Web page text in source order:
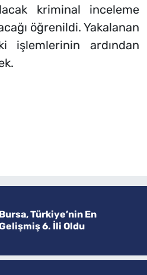
kriminal inceleme
öğrenildi. Yakalanan
işlemlerinin ardından
Bursa, Türkiye’nin En
6. İli Oldu